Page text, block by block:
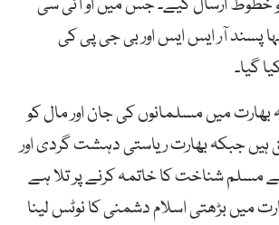
پسند آر ایس ایس اور بی جی پی کی
گیا۔
بھارت میں مسلمانوں کی جان اور مال کو
جبکہ بھارت ریاستی دہشت گردی اور
مسلم شناخت کا خاتمہ کرنے پر تلا ہے
میں بڑھتی اسلام دشمنی کا نوٹس لینا